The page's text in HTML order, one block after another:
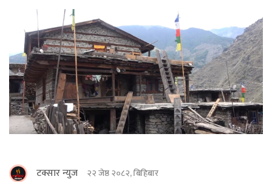
टक्सार न्युज २२ जेष्ठ २०८२, बिहिबार